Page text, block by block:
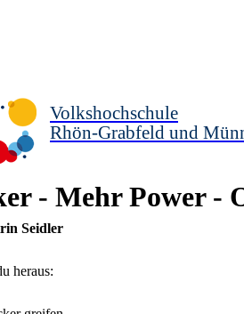
Volkshochschule
Rhön-Grabfeld und
- Mehr Power -
Seidler
heraus: